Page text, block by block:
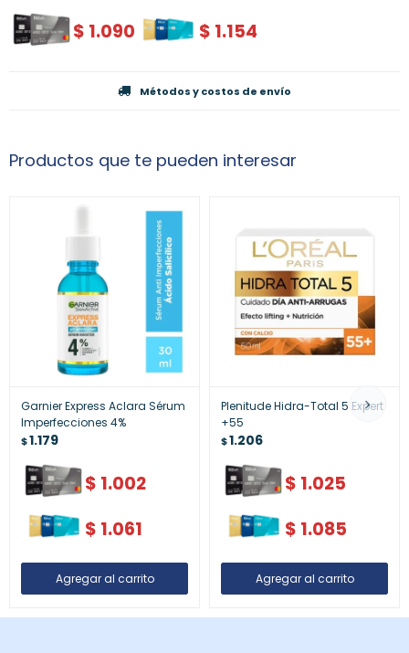
$ 1.090 $ 1.154
Métodos y costos de envío
Productos que te pueden interesar
Garnier Express Aclara Sérum
Imperfecciones 4%
$1.179
$ 1.002
$ 1.061
Plenitude Hidra-Total 5 Expert
+55
$1.206
$ 1.025
$ 1.085